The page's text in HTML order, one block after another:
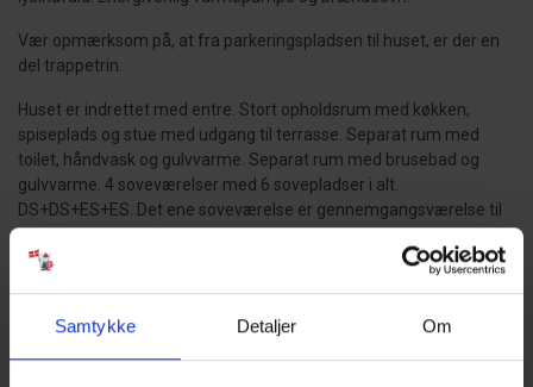
Samtykke Detaljer Om
Vær opmærksom på, at fra parkeringspladsen til huset, er der en
del trappetrin.
Huset er indrettet med entre. Stort opholdsrum med køkken,
spiseplads og stue med udgang til terrasse. Separat rum med
toilet, håndvask og gulvvarme. Separat rum med brusebad og
gulvvarme. 4 soveværelser med 6 sovepladser i alt.
DS+DS+ES+ES. Det ene soveværelse er gennemgangsværelse til
et andet soveværelse.
Hund tilladt – maks. 1 stk.